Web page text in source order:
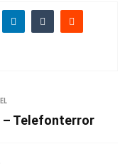
– Telefonterror